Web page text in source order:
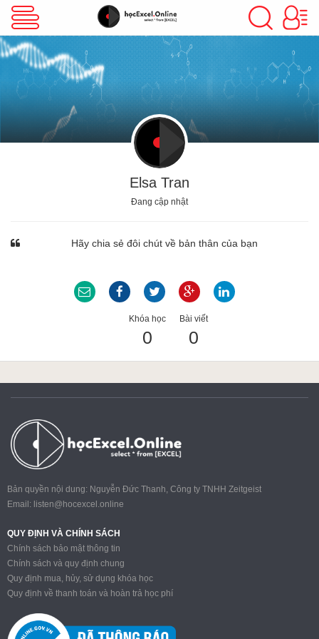
VBA Excel
Excel Cơ Bản
Excel Nâng Cao
Google Sheet
MOS
Power BI
Elsa Tran
Đang cập nhật
Hãy chia sẻ đôi chút về bản thân của bạn
Khóa học
0
Bài viết
0
Bản quyền nội dung: Nguyễn Đức Thanh, Công ty TNHH Zeitgeist
Email: listen@hocexcel.online
QUY ĐỊNH VÀ CHÍNH SÁCH
Chính sách bảo mật thông tin
Chính sách và quy định chung
Quy định mua, hủy, sử dụng khóa học
Quy định về thanh toán và hoàn trả học phí